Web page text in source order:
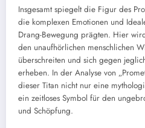
Insgesamt spiegelt die Figur des
die komplexen Emotionen und
Drang-Bewegung prägten. Hier
den unaufhörlichen menschlichen
überschreiten und sich gegen
erheben. In der Analyse von
dieser Titan nicht nur eine
ein zeitloses Symbol für den
und Schöpfung.